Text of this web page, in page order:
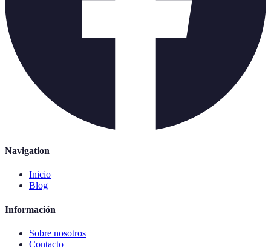
Navigation
Inicio
Blog
Información
Sobre nosotros
Contacto